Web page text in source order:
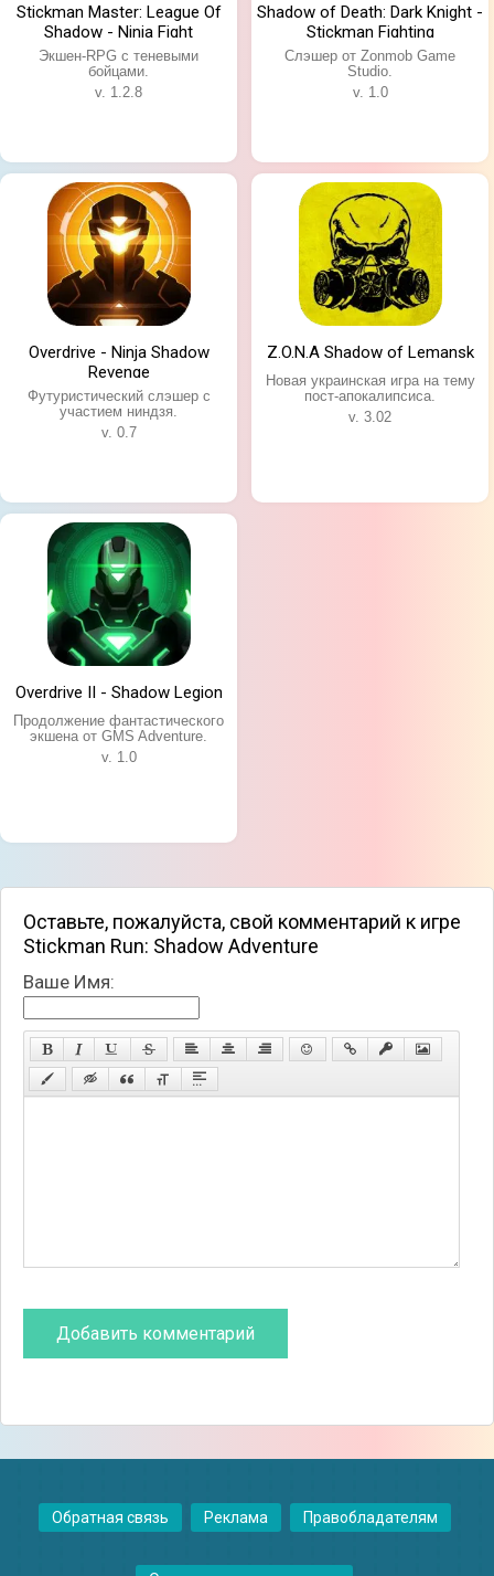
Stickman Master: League Of
Shadow - Ninja Fight
Экшен-RPG с теневыми
бойцами.
v. 1.2.8
Shadow of Death: Dark Knight -
Stickman Fighting
Слэшер от Zonmob Game
Studio.
v. 1.0
Overdrive - Ninja Shadow
Revenge
Футуристический слэшер с
участием ниндзя.
v. 0.7
Z.O.N.A Shadow of Lemansk
Новая украинская игра на тему
пост-апокалипсиса.
v. 3.02
Overdrive II - Shadow Legion
Продолжение фантастического
экшена от GMS Adventure.
v. 1.0
Оставьте, пожалуйста, свой комментарий к игре
Stickman Run: Shadow Adventure
Ваше Имя:
Обратная связь Реклама Правобладателям